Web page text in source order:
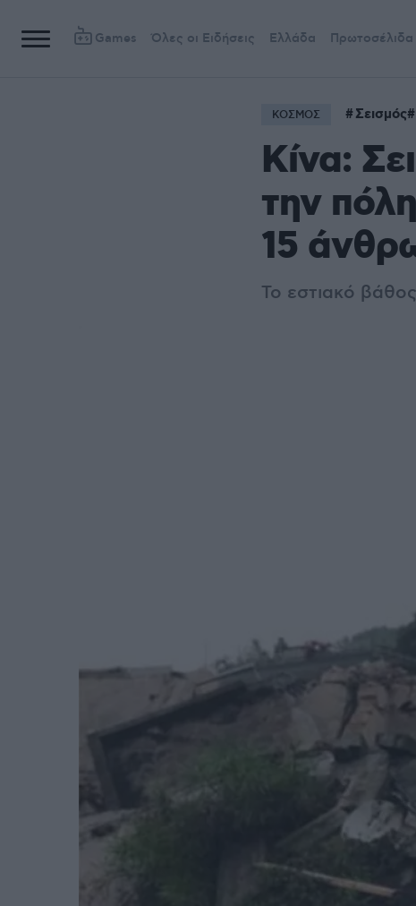
Games Όλες οι Ειδήσεις Ελλάδα Πρωτοσέλιδα
ΚΟΣΜΟΣ Σεισμός
Κίνα:
την
15
Το εστιακό